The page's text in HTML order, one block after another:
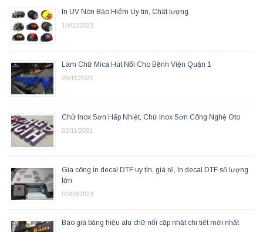
In UV Nón Bảo Hiểm Uy tín, Chất lượng
10/02/2023
Làm Chữ Mica Hút Nổi Cho Bệnh Viện Quận 1
28/11/2023
Chữ Inox Sơn Hấp Nhiệt, Chữ Inox Sơn Công Nghệ Oto
02/11/2021
Gia công in decal DTF uy tín, giá rẻ, In decal DTF số lượng
lớn
01/03/2023
Báo giá bảng hiệu alu chữ nổi cập nhật chi tiết mới nhất